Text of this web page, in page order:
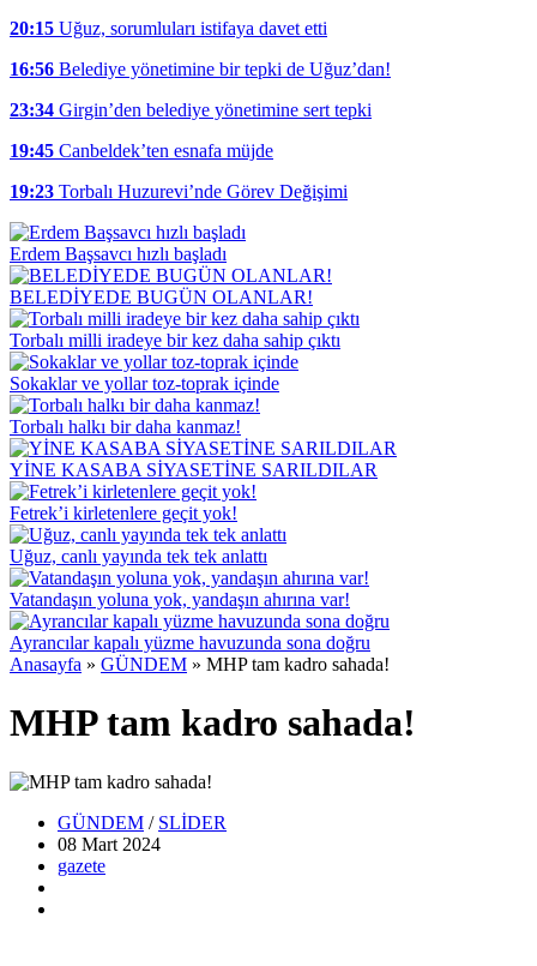
20:15 Uğuz, sorumluları istifaya davet etti
16:56 Belediye yönetimine bir tepki de Uğuz’dan!
23:34 Girgin’den belediye yönetimine sert tepki
19:45 Canbeldek’ten esnafa müjde
19:23 Torbalı Huzurevi’nde Görev Değişimi
Erdem Başsavcı hızlı başladı
BELEDİYEDE BUGÜN OLANLAR!
Torbalı milli iradeye bir kez daha sahip çıktı
Sokaklar ve yollar toz-toprak içinde
Torbalı halkı bir daha kanmaz!
YİNE KASABA SİYASETİNE SARILDILAR
Fetrek’i kirletenlere geçit yok!
Uğuz, canlı yayında tek tek anlattı
Vatandaşın yoluna yok, yandaşın ahırına var!
Ayrancılar kapalı yüzme havuzunda sona doğru
Anasayfa » GÜNDEM » MHP tam kadro sahada!
MHP tam kadro sahada!
GÜNDEM / SLİDER
08 Mart 2024
gazete